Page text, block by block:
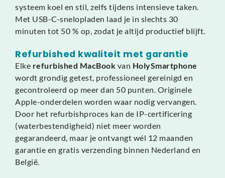
systeem koel en stil, zelfs tijdens intensieve taken.
Met USB-C-snelopladen laad je in slechts 30
minuten tot 50 % op, zodat je altijd productief blijft.
Refurbished kwaliteit met garantie
Elke refurbished MacBook van HolySmartphone
wordt grondig getest, professioneel gereinigd en
gecontroleerd op meer dan 50 punten. Originele
Apple-onderdelen worden waar nodig vervangen.
Door het refurbishproces kan de IP-certificering
(waterbestendigheid) niet meer worden
gegarandeerd, maar je ontvangt wél 12 maanden
garantie en gratis verzending binnen Nederland en
België.